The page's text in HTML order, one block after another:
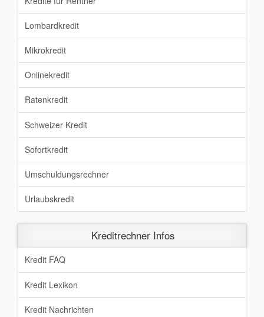
Lombardkredit
Mikrokredit
Onlinekredit
Ratenkredit
Schweizer Kredit
Sofortkredit
Umschuldungsrechner
Urlaubskredit
Kreditrechner Infos
Kredit FAQ
Kredit Lexikon
Kredit Nachrichten